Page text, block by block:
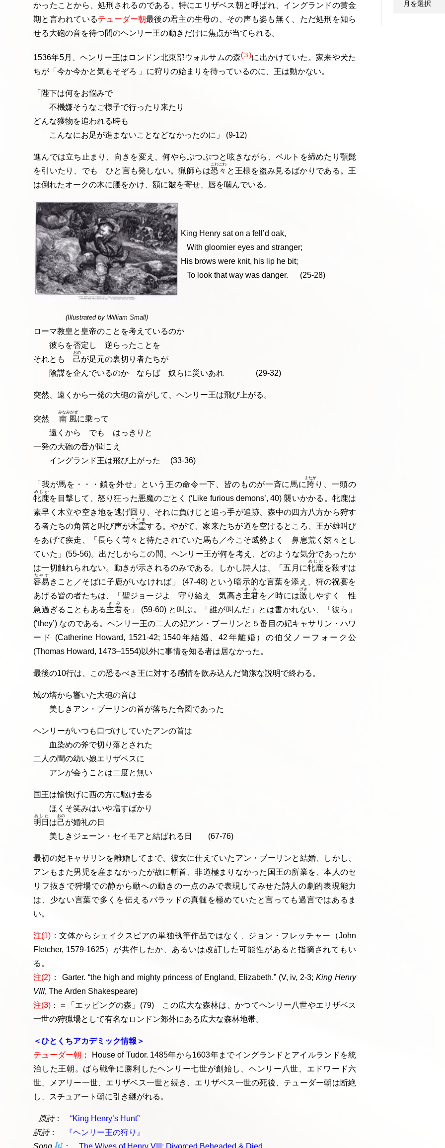
かったことから、処刑されるのである。特にエリザベス朝と呼ばれ、イングランドの黄金
期と言われているテューダー朝最後の君主の生母の、その声も姿も無く、ただ処刑を知ら
せる大砲の音を待つ間のヘンリー王の動きだけに焦点が当てられる。
1536年5月、ヘンリー王はロンドン北東部ウォルサムの森(３)に出かけていた。家来や犬た
ちが「今か今かと気もそぞろ 」に狩りの始まりを待っているのに、王は動かない。
「陛下は何をお悩みで
不機嫌そうなご様子で行ったり来たり
どんな獲物を追われる時も
こんなにお足が進まないことなどなかったのに」 (9-12)
進んでは立ち止まり、向きを変え、何やらぶつぶつと呟きながら、ベルトを締めたり顎髭
を引いたり、でも ひと言も発しない。猟師らは恐々
こわごわ
と王様を盗み見るばかりである。王
は倒れたオークの木に腰をかけ、額に皺を寄せ、唇を噛んでいる。
King Henry sat on a fell’d oak,
With gloomier eyes and stranger;
His brows were knit, his lip he bit;
To look that way was danger. (25-28)
(Illustrated by William Small)
ローマ教皇と皇帝のことを考えているのか
彼らを否定し 逆らったことを
それとも 己
おの
が足元の裏切り者たちが
陰謀を企んでいるのか ならば 奴らに災いあれ (29-32)
突然、遠くから一発の大砲の音がして、ヘンリー王は飛び上がる。
突然南風
みなみかぜ
に乗って
遠くから でも はっきりと
一発の大砲の音が聞こえ
イングランド王は飛び上がった (33-36)
「我が馬を・・・鎖を外せ」という王の命令一下、皆のものが一斉に馬に跨
またが
り、一頭の
牝鹿
めじか
を目撃して、怒り狂った悪魔のごとく (‘Like furious demons’, 40) 襲いかかる。牝鹿は
素早く木立や空き地を逃げ回り、それに負けじと追っ手が追跡、森中の四方八方から狩す
る者たちの角笛と叫び声が木霊
こだま
する。やがて、家来たちが道を空けるところ、王が雄叫び
をあげて疾走、「長らく苛々と待たされていた馬も／今こそ威勢よく 鼻息荒く嬉々とし
ていた」(55-56)。出だしからこの間、ヘンリー王が何を考え、どのような気分であったか
は一切触れられない。動きが示されるのみである。しかし詩人は、「五月に牝鹿
めじか
を殺すは
容易
たやす
きこと／そばに子鹿がいなければ」 (47-48) という暗示的な言葉を添え、狩の祝宴を
あげる皆の者たちは、「聖ジョージよ 守り給え 気高き 主君
きみ
を／時には激
げき
しやすく 性
急過ぎることもある主君
きみ
を」 (59-60) と叫ぶ。「誰が叫んだ」とは書かれない、「彼ら」
(‘they’) なのである。ヘンリー王の二人の妃アン・ブーリンと５番目の妃キャサリン・ハワ
ード (Catherine Howard, 1521-42; 1540年結婚、42年離婚）の伯父ノーフォーク公
(Thomas Howard, 1473–1554)以外に事情を知る者は居なかった。
最後の10行は、この恐るべき王に対する感情を飲み込んだ簡潔な説明で終わる。
城の塔から響いた大砲の音は
美しきアン・ブーリンの首が落ちた合図であった
ヘンリーがいつも口づけしていたアンの首は
血染めの斧で切り落とされた
二人の間の幼い娘エリザベスに
アンが会うことは二度と無い
国王は愉快げに西の方に駆け去る
ほくそ笑みはいや増すばかり
明日
あした
は己
おの
が婚礼の日
美しきジェーン・セイモアと結ばれる日 (67-76)
最初の妃キャサリンを離婚してまで、彼女に仕えていたアン・ブーリンと結婚、しかし、
アンもまた男児を産まなかったが故に斬首、非道極まりなかった国王の所業を、本人のセ
リフ抜きで狩場での静から動への動きの一点のみで表現してみせた詩人の劇的表現能力
は、少ない言葉で多くを伝えるバラッドの真髄を極めていたと言っても過言ではあるま
い。
注(1) ：文体からシェイクスピアの単独執筆作品ではなく、ジョン・フレッチャー（John
Fletcher, 1579-1625）が共作したか、あるいは改訂した可能性があると指摘されてもい
る。
注(2) ： Garter. “the high and mighty princess of England, Elizabeth.” (V, iv, 2-3;King Henry
VIII, The Arden Shakespeare)
注(3) ：＝「エッピングの森」(79) この広大な森林は、かつてヘンリー八世やエリザベス
一世の狩猟場として有名なロンドン郊外にある広大な森林地帯。
＜ひとくちアカデミック情報＞
テューダー朝 ： House of Tudor. 1485年から1603年までイングランドとアイルランドを統
治した王朝。ばら戦争に勝利したヘンリー七世が創始し、ヘンリー八世、エドワード六
世、メアリー一世、エリザベス一世と続き、エリザベス一世の死後、テューダー朝は断絶
し、スチュアート朝に引き継がれる。
原詩：“King Henry’s Hunt”
訳詩：
『ヘンリー王の狩り』
Song
：The Wives of Henry VIII: Divorced Beheaded & Died